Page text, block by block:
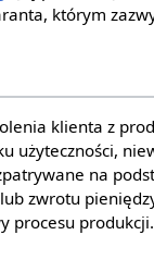
którym
klienta z
użyteczności,
na
zwrotu
procesu produkcji.